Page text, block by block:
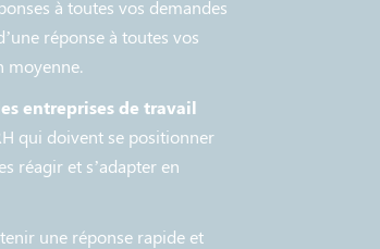
à toutes vos demandes
réponse à toutes vos
moyenne.
entreprises de travail
qui doivent se positionner
réagir et s’adapter en
une réponse rapide et